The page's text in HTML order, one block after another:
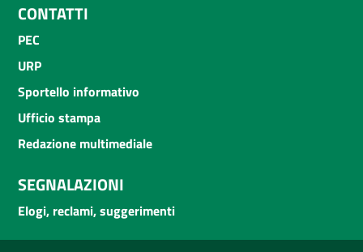
CONTATTI
PEC
URP
Sportello informativo
Ufficio stampa
Redazione multimediale
SEGNALAZIONI
Elogi, reclami, suggerimenti